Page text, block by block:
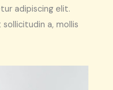
adipiscing elit.
a, mollis